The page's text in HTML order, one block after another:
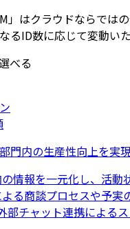
」はクラウドならでは
るID数に応じて変動いた
べる
門内の生産性向上を実
情報を一元化し、活動
る商談プロセスや予実
部チャット連携による